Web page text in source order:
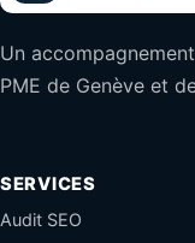
Un
PME de Genève et
SERVICES
Audit SEO